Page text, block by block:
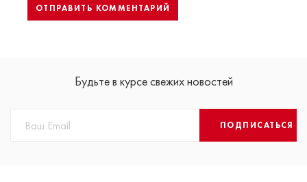
Будьте в курсе свежих новостей
ПОДПИСАТЬСЯ